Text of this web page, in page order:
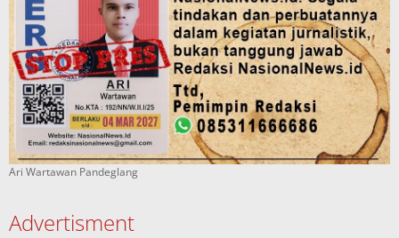
Ari Wartawan Pandeglang
Advertisment